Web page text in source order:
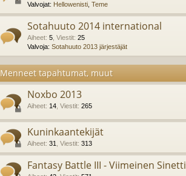
Valvojat: Hellowenisti Teme
Sotahuuto 2014 international
Aiheet: 5 Viestit: 25
Valvoja: Sotahuuto 2013 järjestäjät
Menneet tapahtumat, muut
Noxbo 2013
Aiheet: 14 Viestit: 265
Kuninkaantekijät
Aiheet: 31 Viestit: 313
Fantasy Battle III - Viimeinen Sinetti